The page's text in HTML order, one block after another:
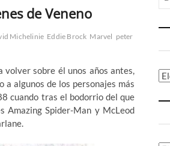
de Veneno
Michelinie Eddie Brock Marvel peter
volver sobre él unos años antes,
algunos de los personajes más
cuando tras el bodorrio del que
Amazing Spider-Man y McLeod